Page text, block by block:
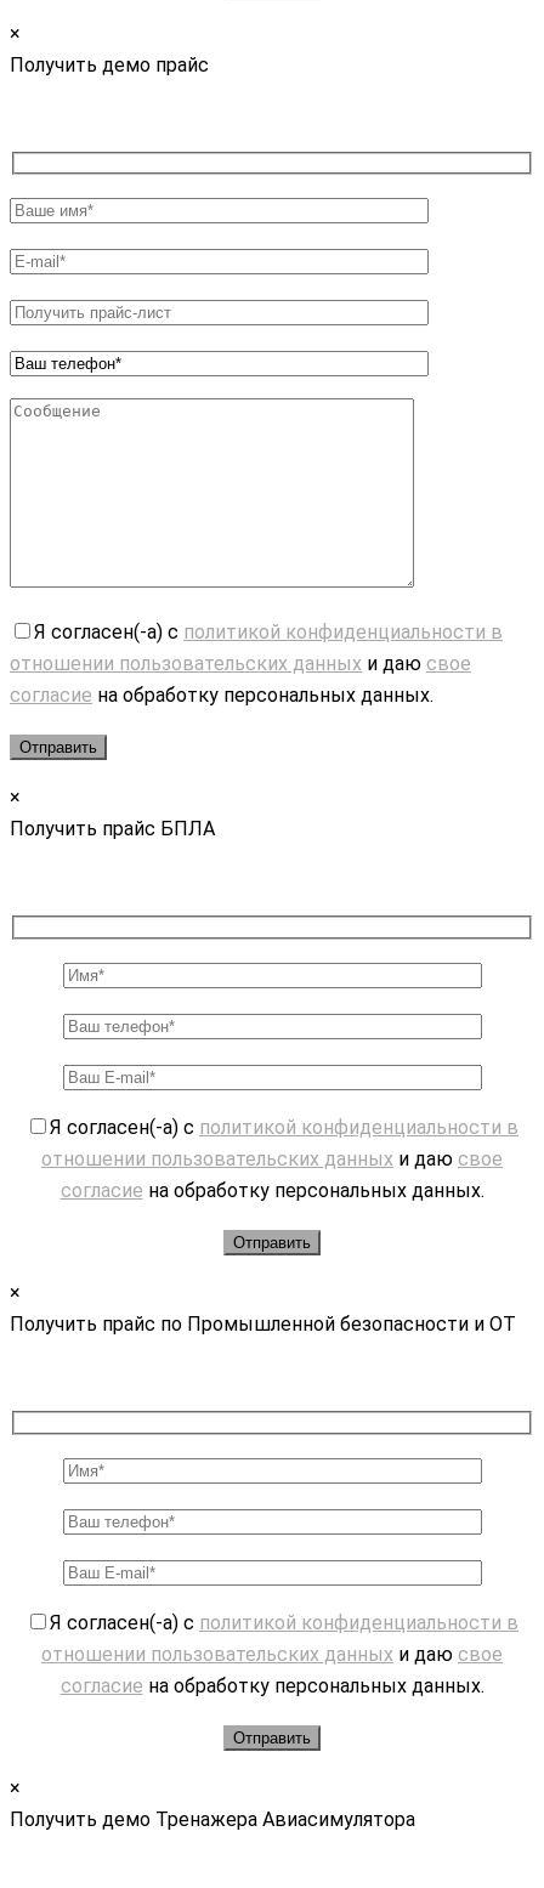
×
Получить демо прайс
Я согласен(-а) с политикой конфиденциальности в
отношении пользовательских данных и даю свое
согласие на обработку персональных данных.
×
Получить прайс БПЛА
Я согласен(-а) с политикой конфиденциальности в
отношении пользовательских данных и даю свое
согласие на обработку персональных данных.
×
Получить прайс по Промышленной безопасности и ОТ
Я согласен(-а) с политикой конфиденциальности в
отношении пользовательских данных и даю свое
согласие на обработку персональных данных.
×
Получить демо Тренажера Авиасимулятора